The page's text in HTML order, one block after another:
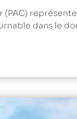
(PAC)
dans le